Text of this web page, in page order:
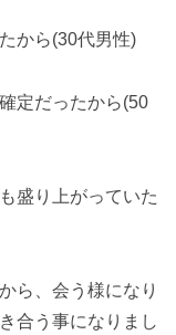
から(30代男性)
定だったから(50
盛り上がっていた
ら、会う様になり
合う事になりまし